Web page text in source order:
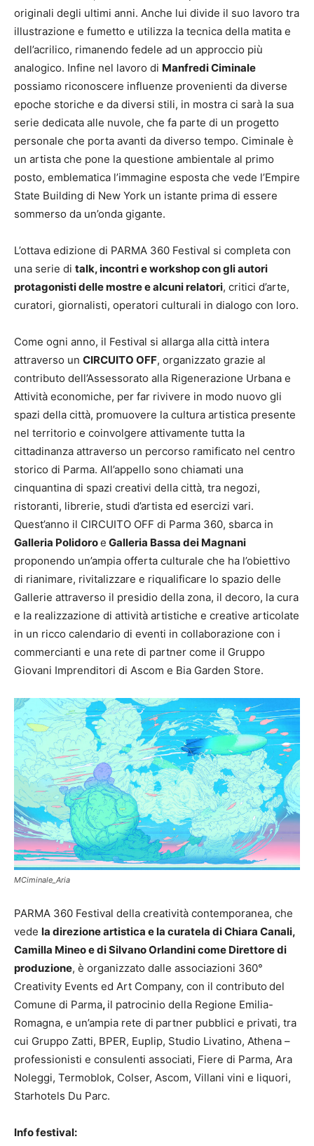
originali degli ultimi anni. Anche lui divide il suo lavoro tra
illustrazione e fumetto e utilizza la tecnica della matita e
dell’acrilico, rimanendo fedele ad un approccio più
analogico. Infine nel lavoro di Manfredi Ciminale
possiamo riconoscere influenze provenienti da diverse
epoche storiche e da diversi stili, in mostra ci sarà la sua
serie dedicata alle nuvole, che fa parte di un progetto
personale che porta avanti da diverso tempo. Ciminale è
un artista che pone la questione ambientale al primo
posto, emblematica l’immagine esposta che vede l’Empire
State Building di New York un istante prima di essere
sommerso da un’onda gigante.
L’ottava edizione di PARMA 360 Festival si completa con
una serie di talk, incontri e workshop con gli autori
protagonisti delle mostre e alcuni relatori, critici d’arte,
curatori, giornalisti, operatori culturali in dialogo con loro.
Come ogni anno, il Festival si allarga alla città intera
attraverso un CIRCUITO OFF, organizzato grazie al
contributo dell’Assessorato alla Rigenerazione Urbana e
Attività economiche, per far rivivere in modo nuovo gli
spazi della città, promuovere la cultura artistica presente
nel territorio e coinvolgere attivamente tutta la
cittadinanza attraverso un percorso ramificato nel centro
storico di Parma. All’appello sono chiamati una
cinquantina di spazi creativi della città, tra negozi,
ristoranti, librerie, studi d’artista ed esercizi vari.
Quest’anno il CIRCUITO OFF di Parma 360, sbarca in
Galleria Polidoroe Galleria Bassa dei Magnani
proponendo un’ampia offerta culturale che ha l’obiettivo
di rianimare, rivitalizzare e riqualificare lo spazio delle
Gallerie attraverso il presidio della zona, il decoro, la cura
e la realizzazione di attività artistiche e creative articolate
in un ricco calendario di eventi in collaborazione con i
commercianti e una rete di partner come il Gruppo
Giovani Imprenditori di Ascom e Bia Garden Store.
MCiminale_Aria
PARMA 360 Festival della creatività contemporanea, che
vede la direzione artistica e la curatela di Chiara Canali,
Camilla Mineo e di Silvano Orlandini come Direttore di
produzione, è organizzato dalle associazioni 360°
Creativity Events ed Art Company, con il contributo del
Comune di Parma, il patrocinio della Regione Emilia-
Romagna, e un’ampia rete di partner pubblici e privati, tra
cui Gruppo Zatti, BPER, Euplip, Studio Livatino, Athena –
professionisti e consulenti associati, Fiere di Parma, Ara
Noleggi, Termoblok, Colser, Ascom, Villani vini e liquori,
Starhotels Du Parc.
Info festival: